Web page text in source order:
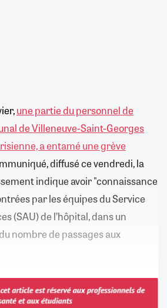
une partie du personnel de
de Villeneuve-Saint-Georges
a entamé une grève
diffusé ce vendredi, la
indique avoir "connaissance
par les équipes du Service
(SAU) de l’hôpital, dans un
nombre de passages aux